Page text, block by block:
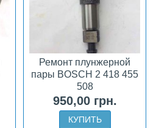
Ремонт плунжерной
пары BOSCH 2 418 455
508
950,00 грн.
КУПИТЬ